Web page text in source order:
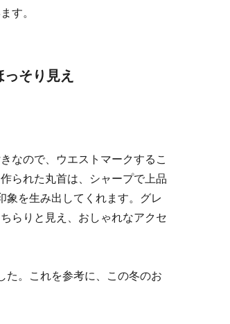
す。
そり見え
なので、ウエストマークするこ
られた丸首は、シャープで上品
象を生み出してくれます。グレ
らりと見え、おしゃれなアクセ
た。これを参考に、この冬のお